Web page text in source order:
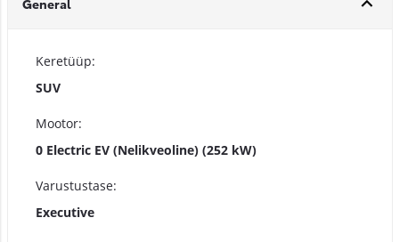
Keretüüp:
SUV
Mootor:
0 Electric EV (Nelikveoline) (252 kW)
Varustustase:
Executive